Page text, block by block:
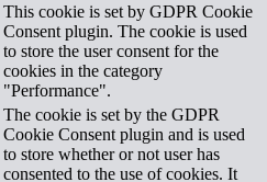
This cookie is set by GDPR Cookie
Consent plugin. The cookie is used
to store the user consent for the
cookies in the category
"Performance".
The cookie is set by the GDPR
Cookie Consent plugin and is used
to store whether or not user has
consented to the use of cookies. It